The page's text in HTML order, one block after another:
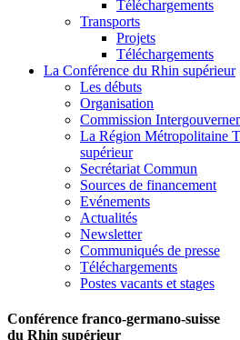
Téléchargements
Transports
Projets
Téléchargements
La Conférence du Rhin supérieur
Les débuts
Organisation
Commission
La Région Métropolitaine
supérieur
Secrétariat Commun
Sources de financement
Evénements
Actualités
Newsletter
Communiqués de presse
Téléchargements
Postes vacants et stages
Conférence franco-germano-suisse
du Rhin supérieur